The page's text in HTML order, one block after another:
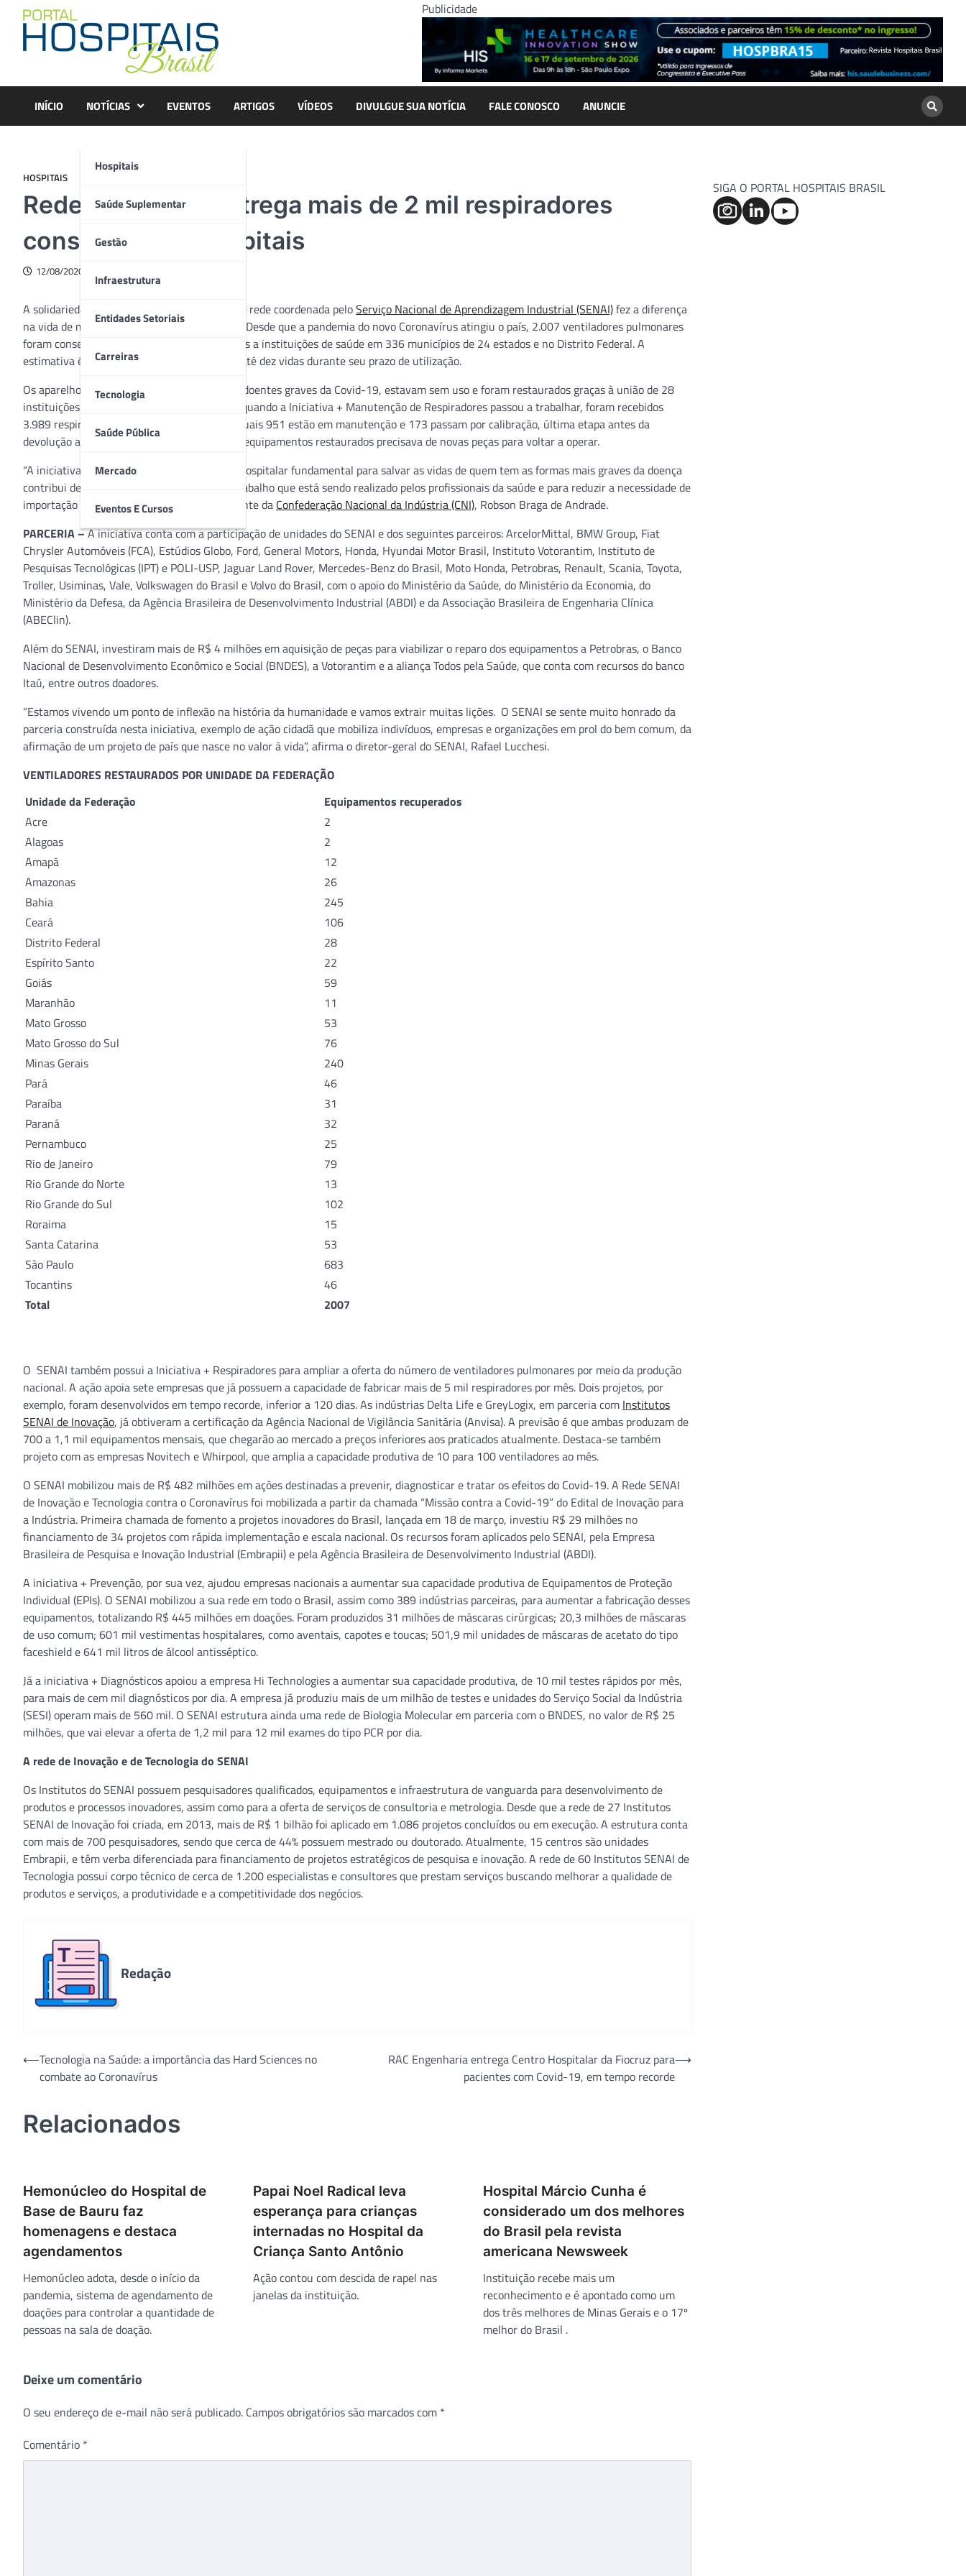
content
Publicidade
INÍCIO NOTÍCIAS
Hospitais
Saúde Suplementar
Gestão
Infraestrutura
Entidades Setoriais
Carreiras
Tecnologia
Saúde Pública
Mercado
Eventos E Cursos
EVENTOS ARTIGOS VÍDEOS DIVULGUE SUA NOTÍCIA FALE CONOSCO ANUNCIE
HOSPITAIS
Rede voluntária entrega mais de 2 mil respiradores
consertados a hospitais
12/08/2020
A solidariedade de mais de 700 voluntários de rede coordenada peloServiço Nacional de Aprendizagem Industrial (SENAI)fez a diferença
na vida de milhares pessoas em todo o Brasil. Desde que a pandemia do novo Coronavírus atingiu o país, 2.007 ventiladores pulmonares
foram consertados gratuitamente e devolvidos a instituições de saúde em 336 municípios de 24 estados e no Distrito Federal. A
estimativa é cada equipamento possa salvar até dez vidas durante seu prazo de utilização.
Os aparelhos, importantes no tratamento de doentes graves da Covid-19, estavam sem uso e foram restaurados graças à união de 28
instituições e empresas. Desde 30 de março, quando a Iniciativa + Manutenção de Respiradores passou a trabalhar, foram recebidos
3.989 respiradores de todos os estados, dos quais 951 estão em manutenção e 173 passam por calibração, última etapa antes da
devolução ao serviço de saúde. A maioria dos equipamentos restaurados precisava de novas peças para voltar a operar.
“A iniciativa de consertar esse equipamento hospitalar fundamental para salvar as vidas de quem tem as formas mais graves da doença
contribui de forma expressiva para o árduo trabalho que está sendo realizado pelos profissionais da saúde e para reduzir a necessidade de
importação do equipamento”, avalia o presidente da Confederação Nacional da Indústria (CNI), Robson Braga de Andrade.
PARCERIA –A iniciativa conta com a participação de unidades do SENAI e dos seguintes parceiros: ArcelorMittal, BMW Group, Fiat
Chrysler Automóveis (FCA), Estúdios Globo, Ford, General Motors, Honda, Hyundai Motor Brasil, Instituto Votorantim, Instituto de
Pesquisas Tecnológicas (IPT) e POLI-USP, Jaguar Land Rover, Mercedes-Benz do Brasil, Moto Honda, Petrobras, Renault, Scania, Toyota,
Troller, Usiminas, Vale, Volkswagen do Brasil e Volvo do Brasil, com o apoio do Ministério da Saúde, do Ministério da Economia, do
Ministério da Defesa, da Agência Brasileira de Desenvolvimento Industrial (ABDI) e da Associação Brasileira de Engenharia Clínica
(ABEClin).
Além do SENAI, investiram mais de R$ 4 milhões em aquisição de peças para viabilizar o reparo dos equipamentos a Petrobras, o Banco
Nacional de Desenvolvimento Econômico e Social (BNDES), a Votorantim e a aliança Todos pela Saúde, que conta com recursos do banco
Itaú, entre outros doadores.
“Estamos vivendo um ponto de inflexão na história da humanidade e vamos extrair muitas lições. O SENAI se sente muito honrado da
parceria construída nesta iniciativa, exemplo de ação cidadã que mobiliza indivíduos, empresas e organizações em prol do bem comum, da
afirmação de um projeto de país que nasce no valor à vida”, afirma o diretor-geral do SENAI, Rafael Lucchesi.
VENTILADORES RESTAURADOS POR UNIDADE DA FEDERAÇÃO
Unidade da Federação
Equipamentos recuperados
Acre
2
Alagoas
2
Amapá
12
Amazonas
26
Bahia
245
Ceará
106
Distrito Federal
28
Espírito Santo
22
Goiás
59
Maranhão
11
Mato Grosso
53
Mato Grosso do Sul
76
Minas Gerais
240
Pará
46
Paraíba
31
Paraná
32
Pernambuco
25
Rio de Janeiro
79
Rio Grande do Norte
13
Rio Grande do Sul
102
Roraima
15
Santa Catarina
53
São Paulo
683
Tocantins
46
Total
2007
O SENAI também possui a Iniciativa + Respiradores para ampliar a oferta do número de ventiladores pulmonares por meio da produção
nacional. A ação apoia sete empresas que já possuem a capacidade de fabricar mais de 5 mil respiradores por mês. Dois projetos, por
exemplo, foram desenvolvidos em tempo recorde, inferior a 120 dias. As indústrias Delta Life e GreyLogix, em parceria com Institutos
SENAI de Inovação, já obtiveram a certificação da Agência Nacional de Vigilância Sanitária (Anvisa). A previsão é que ambas produzam de
700 a 1,1 mil equipamentos mensais, que chegarão ao mercado a preços inferiores aos praticados atualmente. Destaca-se também
projeto com as empresas Novitech e Whirpool, que amplia a capacidade produtiva de 10 para 100 ventiladores ao mês.
O SENAI mobilizou mais de R$ 482 milhões em ações destinadas a prevenir, diagnosticar e tratar os efeitos do Covid-19. A Rede SENAI
de Inovação e Tecnologia contra o Coronavírus foi mobilizada a partir da chamada “Missão contra a Covid-19” do Edital de Inovação para
a Indústria. Primeira chamada de fomento a projetos inovadores do Brasil, lançada em 18 de março, investiu R$ 29 milhões no
financiamento de 34 projetos com rápida implementação e escala nacional. Os recursos foram aplicados pelo SENAI, pela Empresa
Brasileira de Pesquisa e Inovação Industrial (Embrapii) e pela Agência Brasileira de Desenvolvimento Industrial (ABDI).
A iniciativa + Prevenção, por sua vez, ajudou empresas nacionais a aumentar sua capacidade produtiva de Equipamentos de Proteção
Individual (EPIs). O SENAI mobilizou a sua rede em todo o Brasil, assim como 389 indústrias parceiras, para aumentar a fabricação desses
equipamentos, totalizando R$ 445 milhões em doações. Foram produzidos 31 milhões de máscaras cirúrgicas; 20,3 milhões de máscaras
de uso comum; 601 mil vestimentas hospitalares, como aventais, capotes e toucas; 501,9 mil unidades de máscaras de acetato do tipo
faceshield e 641 mil litros de álcool antisséptico.
Já a iniciativa + Diagnósticos apoiou a empresa Hi Technologies a aumentar sua capacidade produtiva, de 10 mil testes rápidos por mês,
para mais de cem mil diagnósticos por dia. A empresa já produziu mais de um milhão de testes e unidades do Serviço Social da Indústria
(SESI) operam mais de 560 mil. O SENAI estrutura ainda uma rede de Biologia Molecular em parceria com o BNDES, no valor de R$ 25
milhões, que vai elevar a oferta de 1,2 mil para 12 mil exames do tipo PCR por dia.
A rede de Inovação e de Tecnologia do SENAI
Os Institutos do SENAI possuem pesquisadores qualificados, equipamentos e infraestrutura de vanguarda para desenvolvimento de
produtos e processos inovadores, assim como para a oferta de serviços de consultoria e metrologia. Desde que a rede de 27 Institutos
SENAI de Inovação foi criada, em 2013, mais de R$ 1 bilhão foi aplicado em 1.086 projetos concluídos ou em execução. A estrutura conta
com mais de 700 pesquisadores, sendo que cerca de 44% possuem mestrado ou doutorado. Atualmente, 15 centros são unidades
Embrapii, e têm verba diferenciada para financiamento de projetos estratégicos de pesquisa e inovação. A rede de 60 Institutos SENAI de
Tecnologia possui corpo técnico de cerca de 1.200 especialistas e consultores que prestam serviços buscando melhorar a qualidade de
produtos e serviços, a produtividade e a competitividade dos negócios.
Redação
Navegação
⟵Tecnologia na Saúde: a importância das Hard Sciences no
combate ao Coronavírus
RAC Engenharia entrega Centro Hospitalar da Fiocruz para
pacientes com Covid-19, em tempo recorde
⟶
Relacionados
Hemonúcleo do Hospital de
Base de Bauru faz
homenagens e destaca
agendamentos
Hemonúcleo adota, desde o início da
pandemia, sistema de agendamento de
doações para controlar a quantidade de
pessoas na sala de doação.
Papai Noel Radical leva
esperança para crianças
internadas no Hospital da
Criança Santo Antônio
Ação contou com descida de rapel nas
janelas da instituição.
Hospital Márcio Cunha é
considerado um dos melhores
do Brasil pela revista
americana Newsweek
Instituição recebe mais um
reconhecimento e é apontado como um
dos três melhores de Minas Gerais e o 17º
melhor do Brasil .
Deixe um comentário
O seu endereço de e-mail não será publicado. Campos obrigatórios são marcados com *
Comentário *
SIGA O PORTAL HOSPITAIS BRASIL